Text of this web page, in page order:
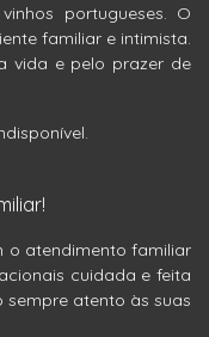
portugueses. O
familiar e intimista.
vida e pelo prazer de
o atendimento familiar
cuidada e feita
atento às suas